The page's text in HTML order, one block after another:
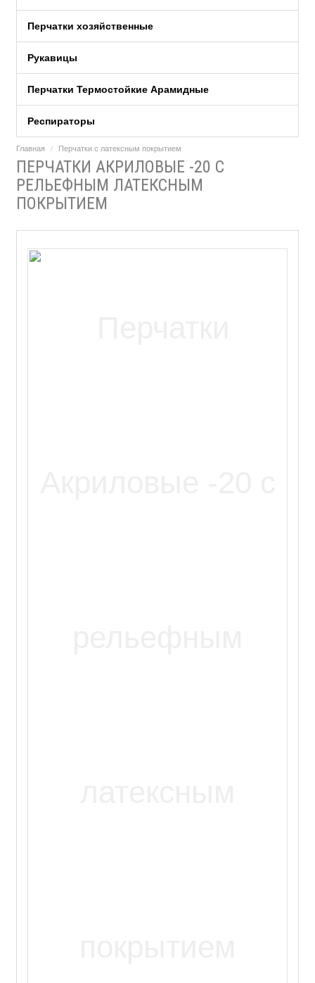
Перчатки хозяйственные
Рукавицы
Перчатки Термостойкие Арамидные
Респираторы
Главная Перчатки c латексным покрытием
ПЕРЧАТКИ АКРИЛОВЫЕ -20 С
РЕЛЬЕФНЫМ ЛАТЕКСНЫМ
ПОКРЫТИЕМ